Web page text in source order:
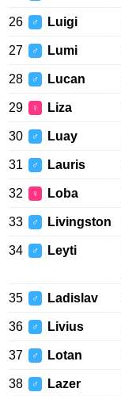
26 ♂ Luigi
27 ♂ Lumi
28 ♂ Lucan
29 ♀ Liza
30 ♂ Luay
31 ♂ Lauris
32 ♀ Loba
33 ♂ Livingston
34 ♂ Leyti
35 ♂ Ladislav
36 ♂ Livius
37 ♂ Lotan
38 ♂ Lazer